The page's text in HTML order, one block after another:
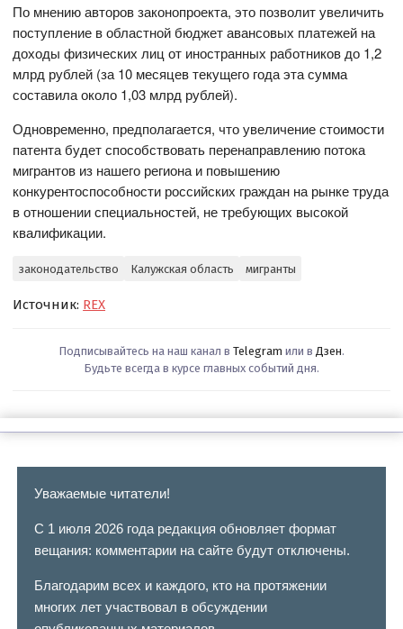
По мнению авторов законопроекта, это позволит увеличить
поступление в областной бюджет авансовых платежей на
доходы физических лиц от иностранных работников до 1,2
млрд рублей (за 10 месяцев текущего года эта сумма
составила около 1,03 млрд рублей).
Одновременно, предполагается, что увеличение стоимости
патента будет способствовать перенаправлению потока
мигрантов из нашего региона и повышению
конкурентоспособности российских граждан на рынке труда
в отношении специальностей, не требующих высокой
квалификации.
законодательство Калужская область мигранты
Источник: REX
Подписывайтесь на наш канал в Telegram или в Дзен.
Будьте всегда в курсе главных событий дня.
Уважаемые читатели!
С 1 июля 2026 года редакция обновляет формат
вещания: комментарии на сайте будут отключены.
Благодарим всех и каждого, кто на протяжении
многих лет участвовал в обсуждении